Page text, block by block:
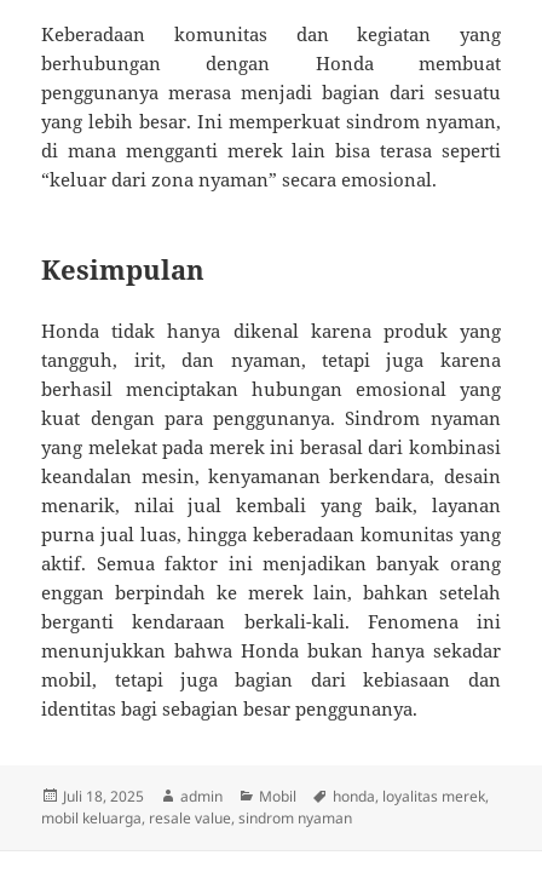
Keberadaan komunitas dan kegiatan yang
berhubungan dengan Honda membuat
penggunanya merasa menjadi bagian dari sesuatu
yang lebih besar. Ini memperkuat sindrom nyaman,
di mana mengganti merek lain bisa terasa seperti
“keluar dari zona nyaman” secara emosional.
Kesimpulan
Honda tidak hanya dikenal karena produk yang
tangguh, irit, dan nyaman, tetapi juga karena
berhasil menciptakan hubungan emosional yang
kuat dengan para penggunanya. Sindrom nyaman
yang melekat pada merek ini berasal dari kombinasi
keandalan mesin, kenyamanan berkendara, desain
menarik, nilai jual kembali yang baik, layanan
purna jual luas, hingga keberadaan komunitas yang
aktif. Semua faktor ini menjadikan banyak orang
enggan berpindah ke merek lain, bahkan setelah
berganti kendaraan berkali-kali. Fenomena ini
menunjukkan bahwa Honda bukan hanya sekadar
mobil, tetapi juga bagian dari kebiasaan dan
identitas bagi sebagian besar penggunanya.
Diposkan
pada
Juli 18, 2025 Penulis
admin Kategori
Mobil Tag
honda, loyalitas merek,
mobil keluarga, resale value,sindrom nyaman